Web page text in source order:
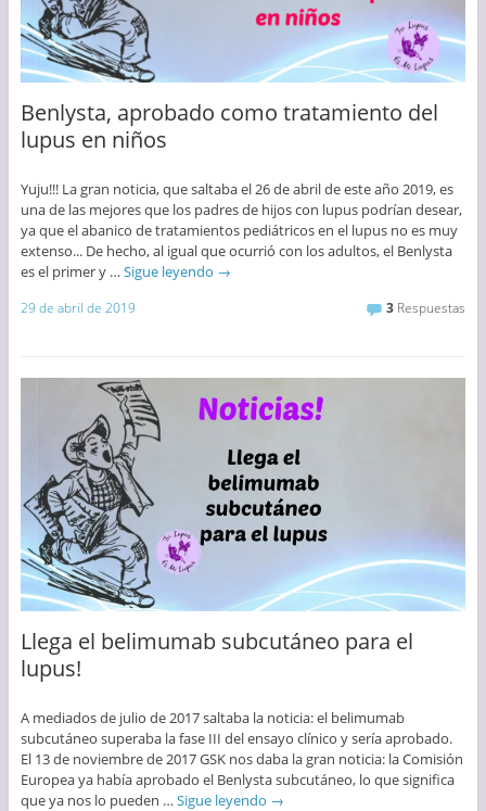
Benlysta, aprobado como tratamiento del
lupus en niños
Yuju!!! La gran noticia, que saltaba el 26 de abril de este año 2019, es
una de las mejores que los padres de hijos con lupus podrían desear,
ya que el abanico de tratamientos pediátricos en el lupus no es muy
extenso... De hecho, al igual que ocurrió con los adultos, el Benlysta
es el primer y … Sigue leyendo →
29 de abril de 2019 3 Respuestas
Llega el belimumab subcutáneo para el
lupus!
A mediados de julio de 2017 saltaba la noticia: el belimumab
subcutáneo superaba la fase III del ensayo clínico y sería aprobado.
El 13 de noviembre de 2017 GSK nos daba la gran noticia: la Comisión
Europea ya había aprobado el Benlysta subcutáneo, lo que significa
que ya nos lo pueden … Sigue leyendo →